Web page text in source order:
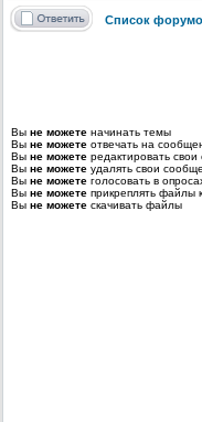
Список
Вы не можете начинать темы
Вы не можете отвечать на
Вы не можете редактировать
Вы не можете удалять свои
Вы не можете голосовать в
Вы не можете прикреплять файлы
Вы не можете скачивать файлы